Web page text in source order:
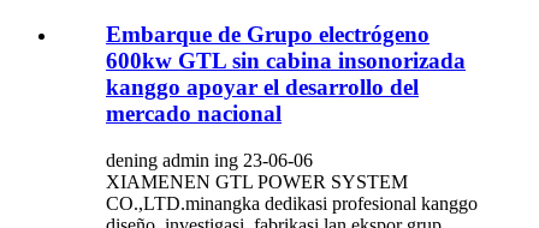
Embarque de Grupo electrógeno
600kw GTL sin cabina insonorizada
kanggo apoyar el desarrollo del
mercado nacional
dening admin ing 23-06-06
XIAMENEN GTL POWER SYSTEM
CO.,LTD.minangka dedikasi profesional kanggo